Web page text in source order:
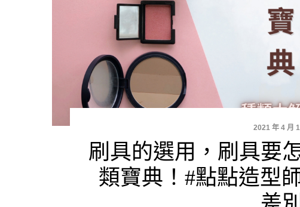
2021 年 4 月
刷具的選用，刷具要
類寶典！#點點造型